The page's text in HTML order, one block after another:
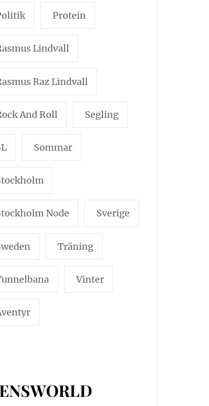
Protein
Lindvall
Raz Lindvall
And Roll Segling
Sommar
Node Sverige
Träning
Vinter